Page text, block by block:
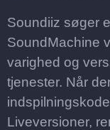
Soundiiz søger
SoundMachine
varighed og
tjenester. Når
Liveversioner,